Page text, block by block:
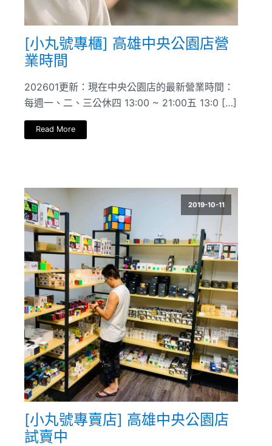
[小丸號專櫃] 高雄中央公園店營
業時間
202601更新：現在中央公園店的最新營業時間：
每週一、二、三公休四 13:00 ~ 21:00五 13:0 […]
Read More
2019-10-11
[小丸號專賣店] 高雄中央公園店
試賣中